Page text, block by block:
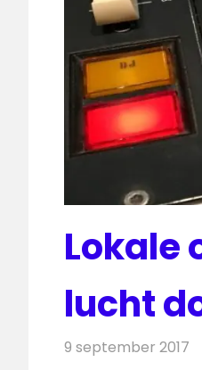
Lokale
lucht
9 september 2017